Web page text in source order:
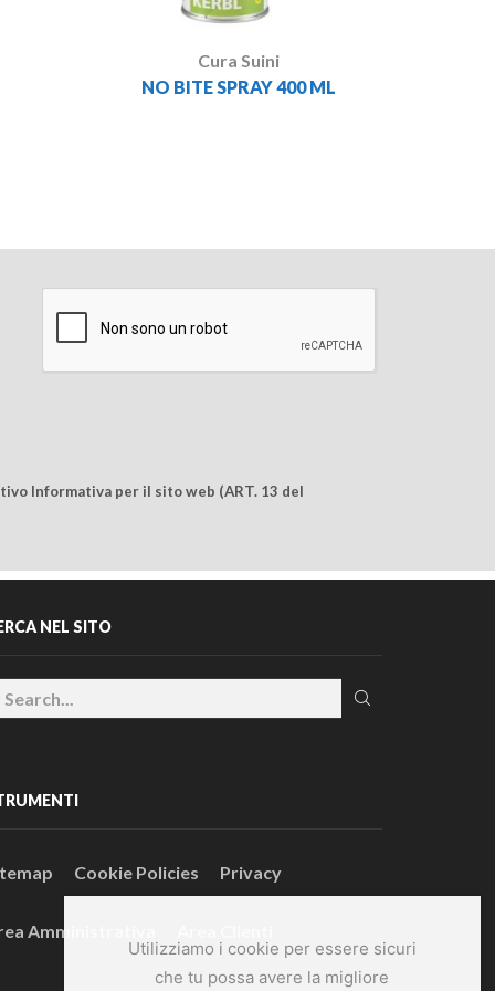
Utilizziamo i cookie per essere sicuri
che tu possa avere la migliore
Cura Suini
NO BITE SPRAY 400 ML
Informativa per il sito web (ART. 13 del
NEL SITO
Cookie Policies Privacy
Amministrativa